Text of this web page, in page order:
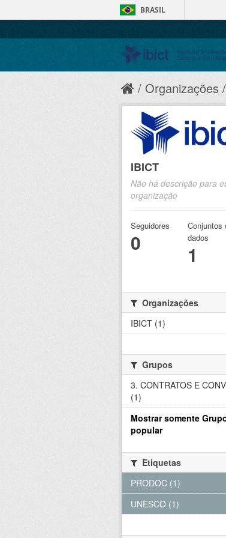
BRASIL
Organizações
IBICT
Não há descrição para
organização
Seguidores
0
Conjuntos
dados
1
Organizações
IBICT (1)
Grupos
3. CONTRATOS E
(1)
Mostrar somente
popular
Etiquetas
PRODOC (1)
UNESCO (1)